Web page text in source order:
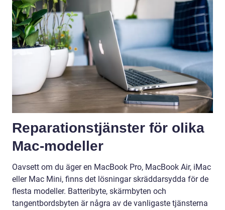
Reparationstjänster för olika
Mac-modeller
Oavsett om du äger en MacBook Pro, MacBook Air, iMac
eller Mac Mini, finns det lösningar skräddarsydda för de
flesta modeller. Batteribyte, skärmbyten och
tangentbordsbyten är några av de vanligaste tjänsterna